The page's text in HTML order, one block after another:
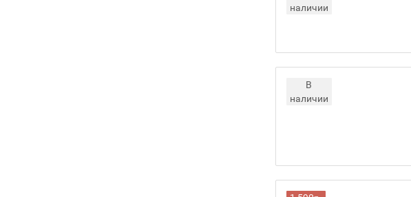
наличии
В
наличии